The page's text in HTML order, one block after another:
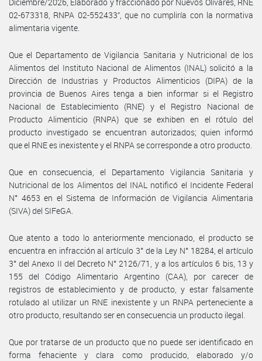
02-673318, RNPA 02-552433”, que no cumpliría con la normativa
alimentaria vigente.
Que el Departamento de Vigilancia Sanitaria y Nutricional de los
Alimentos del Instituto Nacional de Alimentos (INAL) solicitó a la
Dirección de Industrias y Productos Alimenticios (DIPA) de la
provincia de Buenos Aires tenga a bien informar si el Registro
Nacional de Establecimiento (RNE) y el Registro Nacional de
Producto Alimenticio (RNPA) que se exhiben en el rótulo del
producto investigado se encuentran autorizados; quien informó
que el RNE es inexistente y el RNPA se corresponde a otro producto.
Que en consecuencia, el Departamento Vigilancia Sanitaria y
Nutricional de los Alimentos del INAL notificó el Incidente Federal
N° 4653 en el Sistema de Información de Vigilancia Alimentaria
(SIVA) del SIFeGA.
Que atento a todo lo anteriormente mencionado, el producto se
encuentra en infracción al artículo 3° de la Ley N° 18284, el artículo
3° del Anexo II del Decreto N° 2126/71, y a los artículos 6 bis, 13 y
155 del Código Alimentario Argentino (CAA), por carecer de
registros de establecimiento y de producto, y estar falsamente
rotulado al utilizar un RNE inexistente y un RNPA perteneciente a
otro producto, resultando ser en consecuencia un producto ilegal.
Que por tratarse de un producto que no puede ser identificado en
forma fehaciente y clara como producido, elaborado y/o